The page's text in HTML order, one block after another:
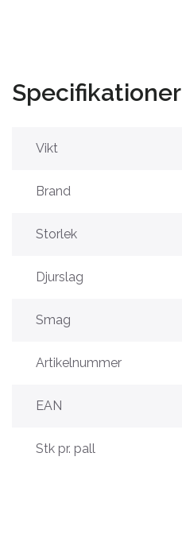
Specifikationer
Vikt
Brand
Storlek
Djurslag
Smag
Artikelnummer
EAN
Stk pr. pall